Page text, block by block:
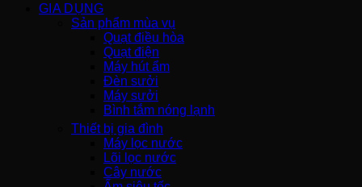
GIA DỤNG
Sản phẩm mùa vụ
Quạt điều hòa
Quạt điện
Máy hút ẩm
Đèn sưởi
Máy sưởi
Bình tắm nóng lạnh
Thiết bị gia đình
Máy lọc nước
Lõi lọc nước
Cây nước